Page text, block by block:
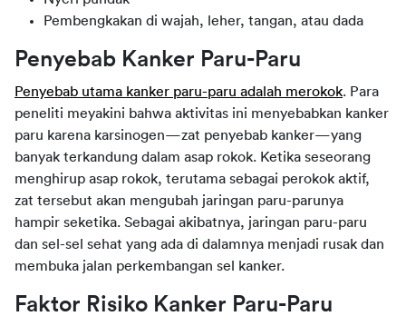
Pembengkakan di wajah, leher, tangan, atau dada
Penyebab Kanker Paru-Paru
Penyebab utama kanker paru-paru adalah merokok. Para
peneliti meyakini bahwa aktivitas ini menyebabkan kanker
paru karena karsinogen—zat penyebab kanker—yang
banyak terkandung dalam asap rokok. Ketika seseorang
menghirup asap rokok, terutama sebagai perokok aktif,
zat tersebut akan mengubah jaringan paru-parunya
hampir seketika. Sebagai akibatnya, jaringan paru-paru
dan sel-sel sehat yang ada di dalamnya menjadi rusak dan
membuka jalan perkembangan sel kanker.
Faktor Risiko Kanker Paru-Paru